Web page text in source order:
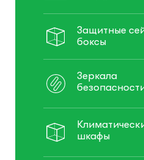
Защитные
боксы
Зеркала
шкафы